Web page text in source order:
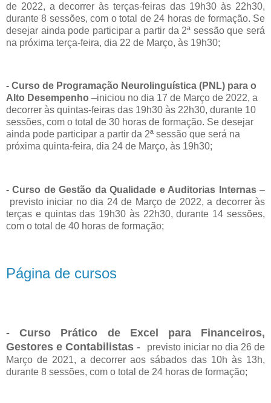
de 2022, a decorrer às terças-feiras das 19h30 às 22h30,
durante 8 sessões, com o total de 24 horas de formação. Se
desejar ainda pode participar a partir da 2ª sessão que será
na próxima terça-feira, dia 22 de Março, às 19h30;
- Curso de Programação Neurolinguística (PNL) para o
Alto Desempenho –iniciou no dia 17 de Março de 2022, a
decorrer às quintas-feiras das 19h30 às 22h30, durante 10
sessões, com o total de 30 horas de formação. Se desejar
ainda pode participar a partir da 2ª sessão que será na
próxima quinta-feira, dia 24 de Março, às 19h30;
- Curso de Gestão da Qualidade e Auditorias Internas –
previsto iniciar no dia 24 de Março de 2022, a decorrer às
terças e quintas das 19h30 às 22h30, durante 14 sessões,
com o total de 40 horas de formação;
Página de cursos
- Curso Prático de Excel para Financeiros,
Gestores e Contabilistas-
previsto iniciar no dia 26 de
Março de 2021, a decorrer aos sábados das 10h às 13h,
durante 8 sessões, com o total de 24 horas de formação;